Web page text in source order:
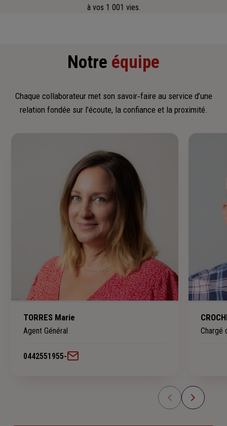
à vos 1 001 vies.
Notre équipe
Chaque collaborateur met son savoir‑faire au service d’une
relation fondée sur l’écoute, la confiance et la proximité.
TORRES Marie
Agent Général
0442551955-
Chargé